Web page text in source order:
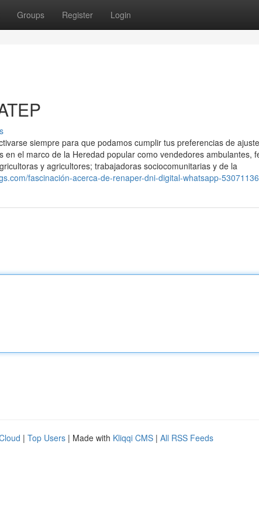
Groups Register Login
siempre para que podamos cumplir tus preferencias de
en el marco de la Heredad popular como vendedores ambulantes,
y agricultores; trabajadoras sociocomunitarias y de la
fascinación-acerca-de-renaper-dni-digital-whatsapp-53071136
| Top Users | Made with Kliqqi CMS | All RSS Feeds